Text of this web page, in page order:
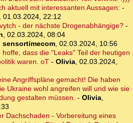
aktuell mit interessanten Aussagen: -
, 01.03.2024, 22:12
- der nächste Drogenabhängige?-
, 02.03.2024, 08:04
sensortimecom, 02.03.2024, 10:56
hoffe, dass die "Leaks" Teil der heutigen
waren. oT - Olivia, 02.03.2024,
Angriffspläne gemacht! Die haben
Ukraine wohl angreifen will und wie sie
gestalten müssen. - Olivia,
Dachschaden - Vorbereitung eines